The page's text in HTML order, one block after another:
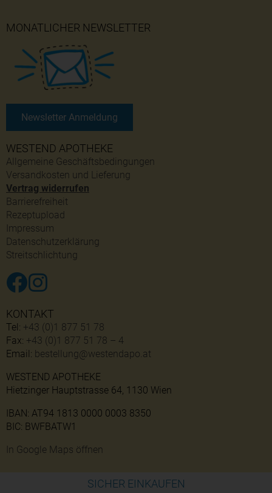
WESTEND APOTHEKE
Allgemeine Geschäftsbedingungen
Versandkosten und Lieferung
Vertrag widerrufen
Barrierefreiheit
Rezeptupload
Impressum
Datenschutzerklärung
Streitschlichtung
MONATLICHER NEWSLETTER
Newsletter Anmeldung
KONTAKT
Tel: +43 (0)1 877 51 78
Fax: +43 (0)1 877 51 78 – 4
Email: bestellung@westendapo.at
WESTEND APOTHEKE
Hietzinger Hauptstrasse 64, 1130 Wien
IBAN: AT94 1813 0000 0003 8350
BIC: BWFBATW1
In Google Maps öffnen
SICHER EINKAUFEN